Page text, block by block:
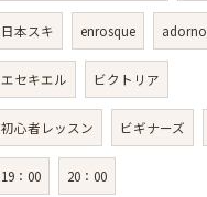
日本スキ enrosque adorno
エセキエル ビクトリア
初心者レッスン ビギナーズ
19：00 20：00